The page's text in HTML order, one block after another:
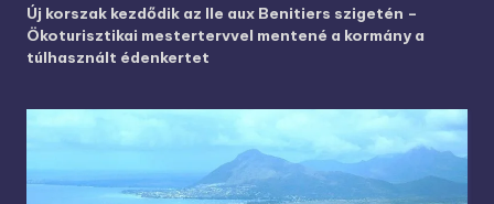
Új korszak kezdődik az Ile aux Benitiers szigetén –
Ökoturisztikai mestertervvel mentené a kormány a
túlhasznált édenkertet